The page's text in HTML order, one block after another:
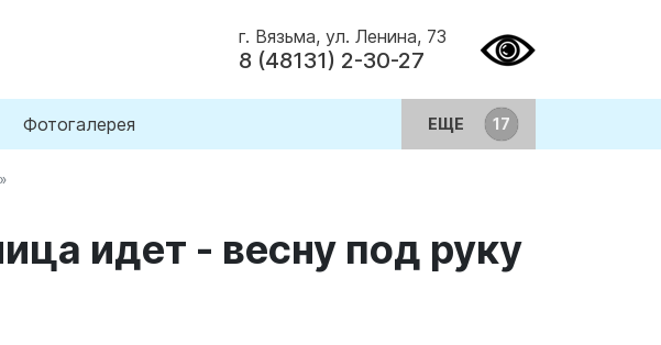
г. Вязьма, ул. Ленина, 73
8 (48131) 2-30-27
Фотогалерея ЕЩЕ
идет - весну под руку